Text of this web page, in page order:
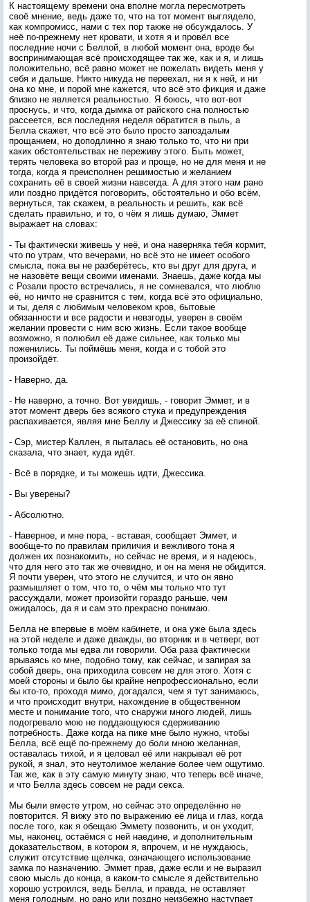
К настоящему времени она вполне могла пересмотреть
своё мнение, ведь даже то, что на тот момент выглядело,
как компромисс, нами с тех пор также не обсуждалось. У
неё по-прежнему нет кровати, и хотя я и провёл все
последние ночи с Беллой, в любой момент она, вроде бы
воспринимающая всё происходящее так же, как и я, и лишь
положительно, всё равно может не пожелать видеть меня у
себя и дальше. Никто никуда не переехал, ни я к ней, и ни
она ко мне, и порой мне кажется, что всё это фикция и даже
близко не является реальностью. Я боюсь, что вот-вот
проснусь, и что, когда дымка от райского сна полностью
рассеется, вся последняя неделя обратится в пыль, а
Белла скажет, что всё это было просто запоздалым
прощанием, но доподлинно я знаю только то, что ни при
каких обстоятельствах не переживу этого. Быть может,
терять человека во второй раз и проще, но не для меня и не
тогда, когда я преисполнен решимостью и желанием
сохранить её в своей жизни навсегда. А для этого нам рано
или поздно придётся поговорить, обстоятельно и обо всём,
вернуться, так скажем, в реальность и решить, как всё
сделать правильно, и то, о чём я лишь думаю, Эммет
выражает на словах:
- Ты фактически живешь у неё, и она наверняка тебя кормит,
что по утрам, что вечерами, но всё это не имеет особого
смысла, пока вы не разберётесь, кто вы друг для друга, и
не назовёте вещи своими именами. Знаешь, даже когда мы
с Розали просто встречались, я не сомневался, что люблю
её, но ничто не сравнится с тем, когда всё это официально,
и ты, деля с любимым человеком кров, бытовые
обязанности и все радости и невзгоды, уверен в своём
желании провести с ним всю жизнь. Если такое вообще
возможно, я полюбил её даже сильнее, как только мы
поженились. Ты поймёшь меня, когда и с тобой это
произойдёт.
- Наверно, да.
- Не наверно, а точно. Вот увидишь, - говорит Эммет, и в
этот момент дверь без всякого стука и предупреждения
распахивается, являя мне Беллу и Джессику за её спиной.
- Сэр, мистер Каллен, я пыталась её остановить, но она
сказала, что знает, куда идёт.
- Всё в порядке, и ты можешь идти, Джессика.
- Вы уверены?
- Абсолютно.
- Наверное, и мне пора, - вставая, сообщает Эммет, и
вообще-то по правилам приличия и вежливого тона я
должен их познакомить, но сейчас не время, и я надеюсь,
что для него это так же очевидно, и он на меня не обидится.
Я почти уверен, что этого не случится, и что он явно
размышляет о том, что то, о чём мы только что тут
рассуждали, может произойти гораздо раньше, чем
ожидалось, да я и сам это прекрасно понимаю.
Белла не впервые в моём кабинете, и она уже была здесь
на этой неделе и даже дважды, во вторник и в четверг, вот
только тогда мы едва ли говорили. Оба раза фактически
врываясь ко мне, подобно тому, как сейчас, и запирая за
собой дверь, она приходила совсем не для этого. Хотя с
моей стороны и было бы крайне непрофессионально, если
бы кто-то, проходя мимо, догадался, чем я тут занимаюсь,
и что происходит внутри, нахождение в общественном
месте и понимание того, что снаружи много людей, лишь
подогревало мою не поддающуюся сдерживанию
потребность. Даже когда на пике мне было нужно, чтобы
Белла, всё ещё по-прежнему до боли мною желанная,
оставалась тихой, и я целовал её или накрывал её рот
рукой, я знал, это неутолимое желание более чем ощутимо.
Так же, как в эту самую минуту знаю, что теперь всё иначе,
и что Белла здесь совсем не ради секса.
Мы были вместе утром, но сейчас это определённо не
повторится. Я вижу это по выражению её лица и глаз, когда
после того, как я обещаю Эммету позвонить, и он уходит,
мы, наконец, остаёмся с ней наедине, и дополнительным
доказательством, в котором я, впрочем, и не нуждаюсь,
служит отсутствие щелчка, означающего использование
замка по назначению. Эммет прав, даже если и не выразил
свою мысль до конца, в каком-то смысле я действительно
хорошо устроился, ведь Белла, и правда, не оставляет
меня голодным, но рано или поздно неизбежно наступает